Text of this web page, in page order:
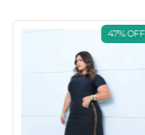
47%OFF